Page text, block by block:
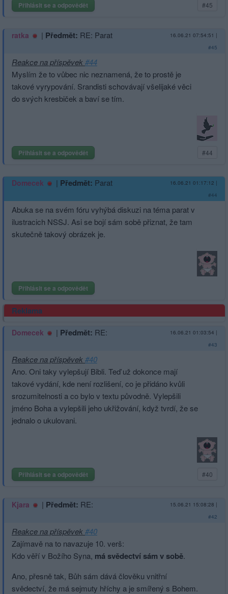
Přihlásit se a odpovědět #45
ratka | Předmět: RE: Parat 16.06.21 07:54:51 |
#45
Reakce na příspěvek#44
Myslím že to vůbec nic neznamená, že to prostě je
takové vyrypování. Srandisti schovávají všelijaké věci
do svých kresbiček a baví se tím.
Přihlásit se a odpovědět #44
Domecek | Předmět: Parat 16.06.21 01:17:12 |
#44
Abuka se na svém fóru vyhýbá diskuzi na téma parat v
ilustracich NSSJ. Asi se bojí sám sobě přiznat, že tam
skutečně takový obrázek je.
Přihlásit se a odpovědět
Reklama
Domecek | Předmět: RE: 16.06.21 01:03:54 |
#43
Reakce na příspěvek#40
Ano. Oni taky vylepšují Bibli. Teď už dokonce mají
takové vydání, kde není rozlišení, co je přidáno kvůli
srozumitelnosti a co bylo v textu původně. Vylepšili
jméno Boha a vylepšili jeho ukřižování, když tvrdí, že se
jednalo o ukulovani.
Přihlásit se a odpovědět #40
Kjara | Předmět: RE: 15.06.21 15:08:28 |
#42
Reakce na příspěvek#40
Zajímavě na to navazuje 10. verš:
Kdo věří v Božího Syna, má svědectví sám v sobě.
Ano, přesně tak, Bůh sám dává člověku vnitřní
svědectví, že má sejmuty hříchy a je smířený s Bohem.